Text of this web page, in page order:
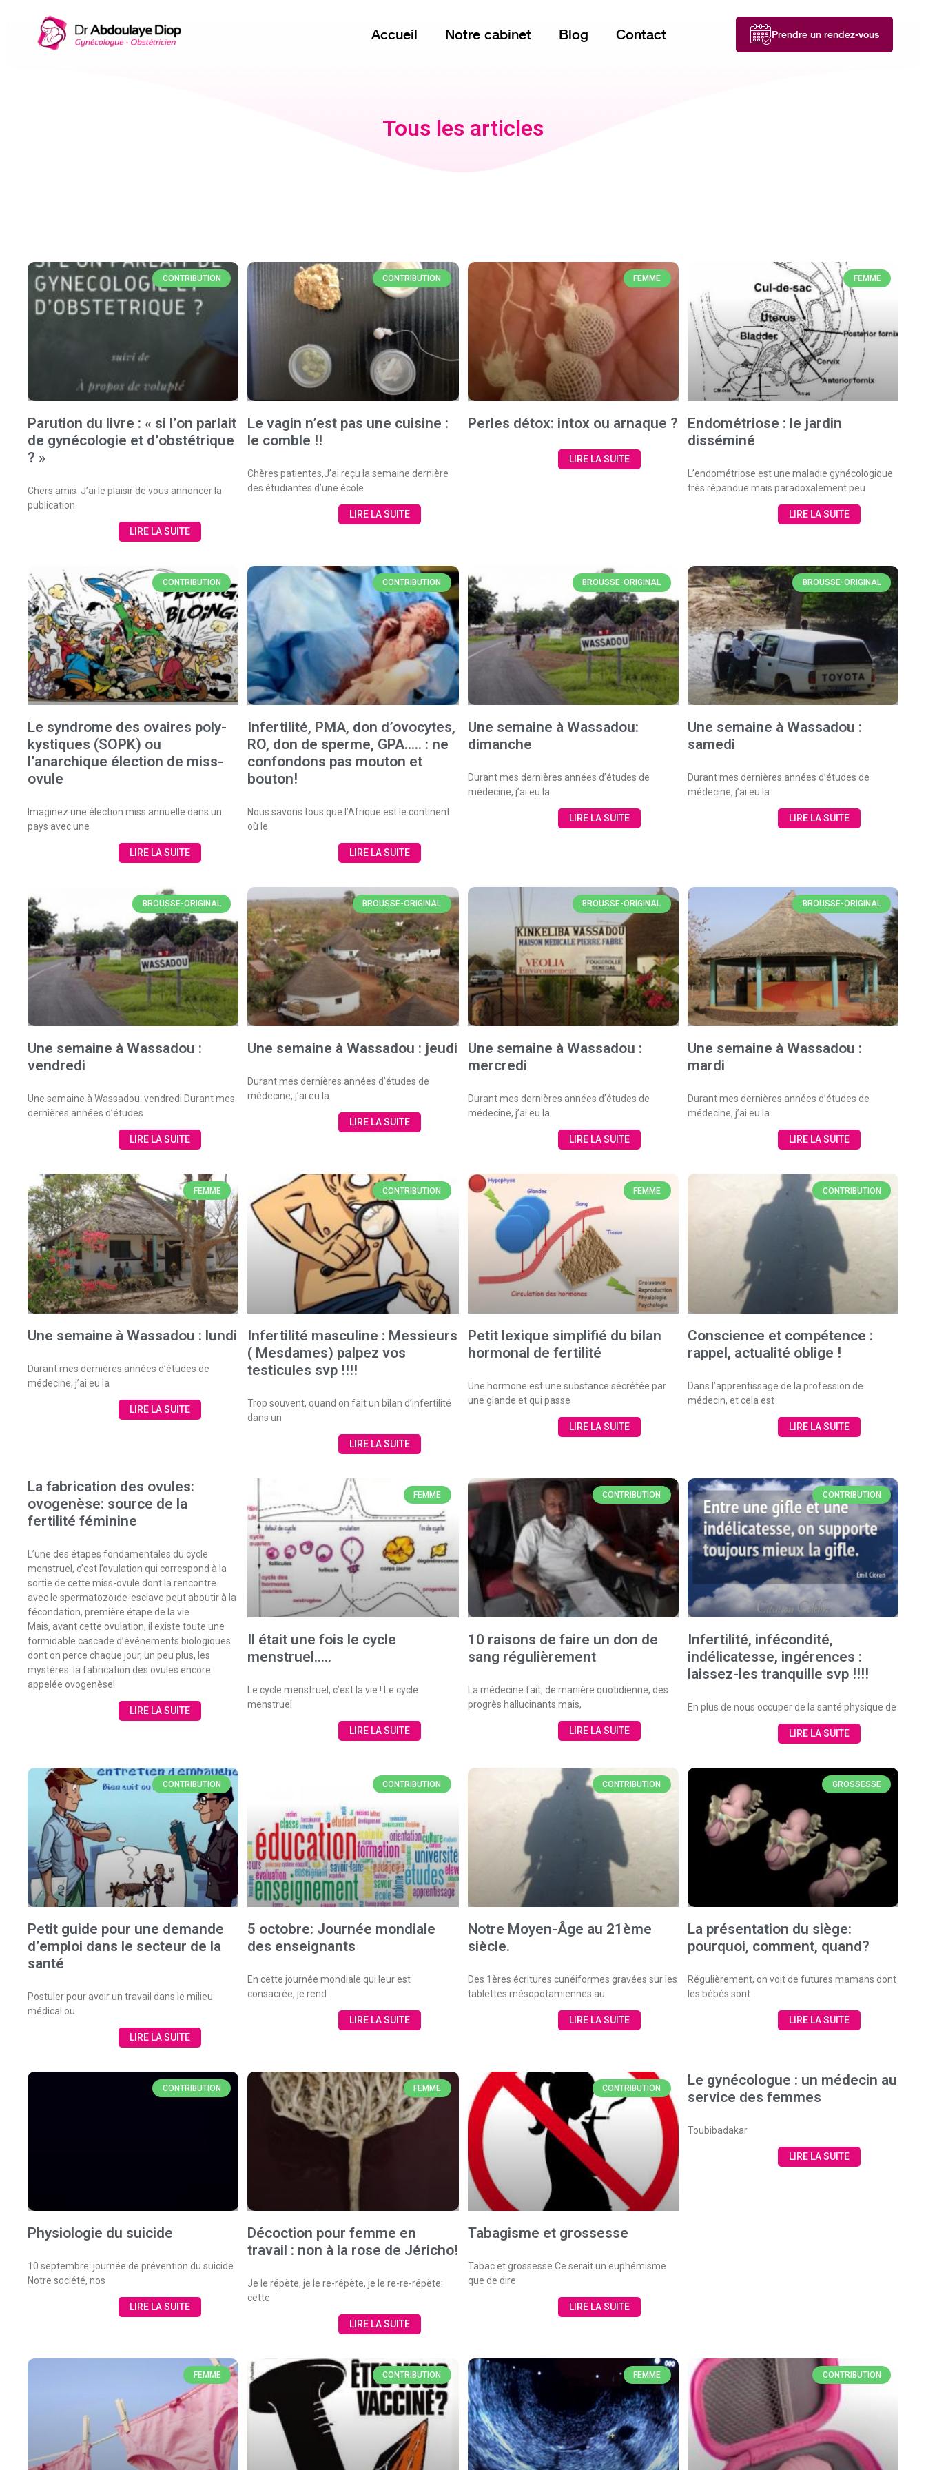
Accueil Notre cabinet Blog Contact Prendre un rendez-vous
Tous les articles
CONTRIBUTION
Parution du livre : « si l’on parlait
de gynécologie et d’obstétrique
? »
Chers amis J’ai le plaisir de vous annoncer la
publication
LIRE LA SUITE
CONTRIBUTION
Le vagin n’est pas une cuisine :
le comble !!
Chères patientes,J’ai reçu la semaine dernière
des étudiantes d’une école
LIRE LA SUITE
FEMME
Perles détox: intox ou arnaque ?
LIRE LA SUITE
FEMME
Endométriose : le jardin
disséminé
L’endométriose est une maladie gynécologique
très répandue mais paradoxalement peu
LIRE LA SUITE
CONTRIBUTION
Le syndrome des ovaires poly-
kystiques (SOPK) ou
l’anarchique élection de miss-
ovule
Imaginez une élection miss annuelle dans un
pays avec une
LIRE LA SUITE
CONTRIBUTION
Infertilité, PMA, don d’ovocytes,
RO, don de sperme, GPA….. : ne
confondons pas mouton et
bouton!
Nous savons tous que l’Afrique est le continent
où le
LIRE LA SUITE
BROUSSE-ORIGINAL
Une semaine à Wassadou:
dimanche
Durant mes dernières années d’études de
médecine, j’ai eu la
LIRE LA SUITE
BROUSSE-ORIGINAL
Une semaine à Wassadou :
samedi
Durant mes dernières années d’études de
médecine, j’ai eu la
LIRE LA SUITE
BROUSSE-ORIGINAL
Une semaine à Wassadou :
vendredi
Une semaine à Wassadou: vendredi Durant mes
dernières années d’études
LIRE LA SUITE
BROUSSE-ORIGINAL
Une semaine à Wassadou : jeudi
Durant mes dernières années d’études de
médecine, j’ai eu la
LIRE LA SUITE
BROUSSE-ORIGINAL
Une semaine à Wassadou :
mercredi
Durant mes dernières années d’études de
médecine, j’ai eu la
LIRE LA SUITE
BROUSSE-ORIGINAL
Une semaine à Wassadou :
mardi
Durant mes dernières années d’études de
médecine, j’ai eu la
LIRE LA SUITE
FEMME
Une semaine à Wassadou : lundi
Durant mes dernières années d’études de
médecine, j’ai eu la
LIRE LA SUITE
CONTRIBUTION
Infertilité masculine : Messieurs
( Mesdames) palpez vos
testicules svp !!!!
Trop souvent, quand on fait un bilan d’infertilité
dans un
LIRE LA SUITE
FEMME
Petit lexique simplifié du bilan
hormonal de fertilité
Une hormone est une substance sécrétée par
une glande et qui passe
LIRE LA SUITE
CONTRIBUTION
Conscience et compétence :
rappel, actualité oblige !
Dans l’apprentissage de la profession de
médecin, et cela est
LIRE LA SUITE
La fabrication des ovules:
ovogenèse: source de la
fertilité féminine
L’une des étapes fondamentales du cycle
menstruel, c’est l’ovulation qui correspond à la
sortie de cette miss-ovule dont la rencontre
avec le spermatozoïde-esclave peut aboutir à la
fécondation, première étape de la vie.
Mais, avant cette ovulation, il existe toute une
formidable cascade d’événements biologiques
dont on perce chaque jour, un peu plus, les
mystères: la fabrication des ovules encore
appelée ovogenèse!
LIRE LA SUITE
FEMME
Il était une fois le cycle
menstruel…..
Le cycle menstruel, c’est la vie ! Le cycle
menstruel
LIRE LA SUITE
CONTRIBUTION
10 raisons de faire un don de
sang régulièrement
La médecine fait, de manière quotidienne, des
progrès hallucinants mais,
LIRE LA SUITE
CONTRIBUTION
Infertilité, infécondité,
indélicatesse, ingérences :
laissez-les tranquille svp !!!!
En plus de nous occuper de la santé physique de
LIRE LA SUITE
CONTRIBUTION
Petit guide pour une demande
d’emploi dans le secteur de la
santé
Postuler pour avoir un travail dans le milieu
médical ou
LIRE LA SUITE
CONTRIBUTION
5 octobre: Journée mondiale
des enseignants
En cette journée mondiale qui leur est
consacrée, je rend
LIRE LA SUITE
CONTRIBUTION
Notre Moyen-Âge au 21ème
siècle.
Des 1ères écritures cunéiformes gravées sur les
tablettes mésopotamiennes au
LIRE LA SUITE
GROSSESSE
La présentation du siège:
pourquoi, comment, quand?
Régulièrement, on voit de futures mamans dont
les bébés sont
LIRE LA SUITE
CONTRIBUTION
Physiologie du suicide
10 septembre: journée de prévention du suicide
Notre société, nos
LIRE LA SUITE
FEMME
Décoction pour femme en
travail : non à la rose de Jéricho!
Je le répète, je le re-répète, je le re-re-répète:
cette
LIRE LA SUITE
CONTRIBUTION
Tabagisme et grossesse
Tabac et grossesse Ce serait un euphémisme
que de dire
LIRE LA SUITE
Le gynécologue : un médecin au
service des femmes
Toubibadakar
LIRE LA SUITE
FEMME CONTRIBUTION FEMME CONTRIBUTION